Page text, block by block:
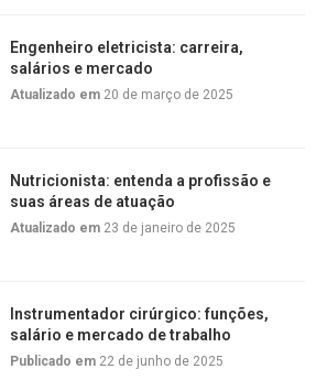
Engenheiro eletricista: carreira,
salários e mercado
Atualizado em 20 de março de 2025
Nutricionista: entenda a profissão e
suas áreas de atuação
Atualizado em 23 de janeiro de 2025
Instrumentador cirúrgico: funções,
salário e mercado de trabalho
Publicado em 22 de junho de 2025